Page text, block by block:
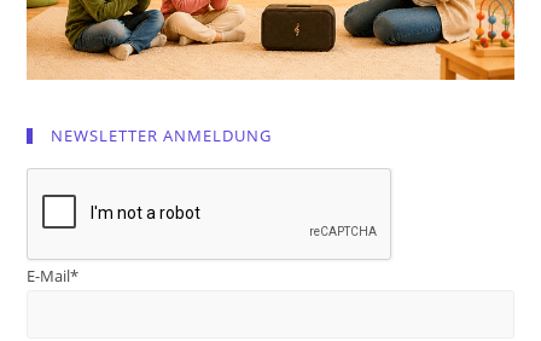
NEWSLETTER ANMELDUNG
E-Mail*